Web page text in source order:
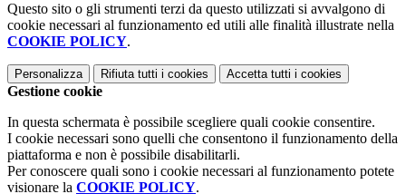
Questo sito o gli strumenti terzi da questo utilizzati si avvalgono di
cookie necessari al funzionamento ed utili alle finalità illustrate nella
COOKIE POLICY.
Personalizza Rifiuta tutti i cookies Accetta tutti i cookies
Gestione cookie
In questa schermata è possibile scegliere quali cookie consentire.
I cookie necessari sono quelli che consentono il funzionamento della
piattaforma e non è possibile disabilitarli.
Per conoscere quali sono i cookie necessari al funzionamento potete
visionare la COOKIE POLICY.